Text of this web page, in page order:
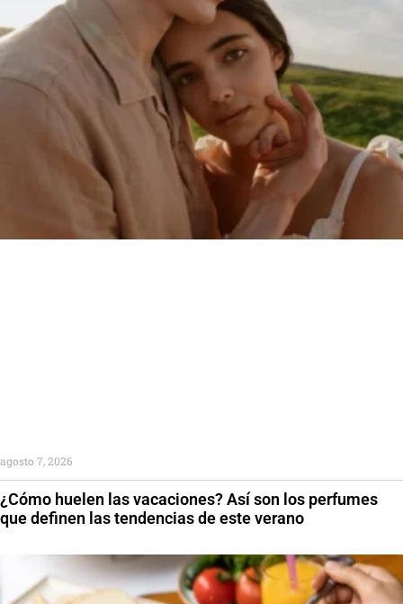
¿Cómo huelen las vacaciones? Así son los perfumes
que definen las tendencias de este verano
agosto 7, 2026